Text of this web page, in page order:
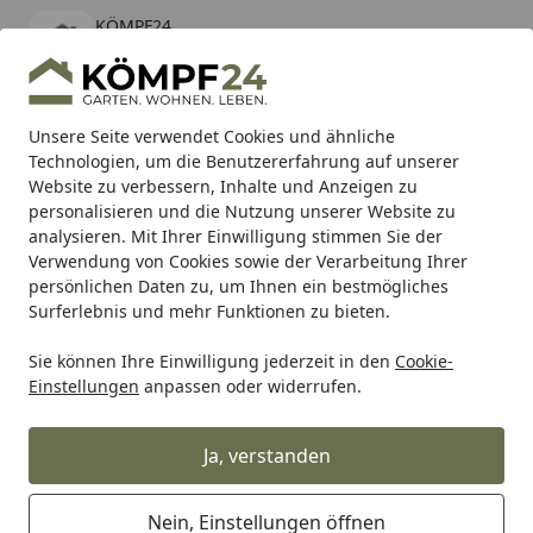
Unsere Seite verwendet Cookies und ähnliche
Technologien, um die Benutzererfahrung auf unserer
Website zu verbessern, Inhalte und Anzeigen zu
personalisieren und die Nutzung unserer Website zu
analysieren. Mit Ihrer Einwilligung stimmen Sie der
Verwendung von Cookies sowie der Verarbeitung Ihrer
persönlichen Daten zu, um Ihnen ein bestmögliches
Surferlebnis und mehr Funktionen zu bieten.
Sie können Ihre Einwilligung jederzeit in den Cookie-
Einstellungen anpassen oder widerrufen.
Ja, verstanden
Nein, Einstellungen öffnen
KÖMPF24
kostenlos - Im App Store
Hotline
Alle Produkte
Mein Konto
Suchen
Karibu Pools inkl. gratis Sandfilteranlage & Pool-
Starterset (Gesamtwert bis 468,99€)
Startseite
Arbeitskleidung Oberbekleidung Arbeits T-Shirts
Snickers ProtecWork, Langarm-